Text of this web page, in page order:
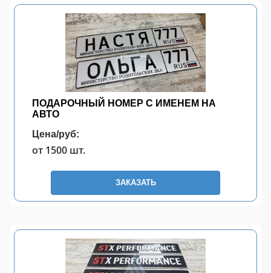
ПОДАРОЧНЫЙ НОМЕР С ИМЕНЕМ НА
АВТО
Цена/руб:
от 1500 шт.
ЗАКАЗАТЬ